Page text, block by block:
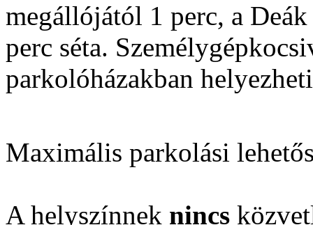
megállójától 1 perc, a
perc séta.
parkolóházakban
Maximális parkolási
A helyszínnek nincs